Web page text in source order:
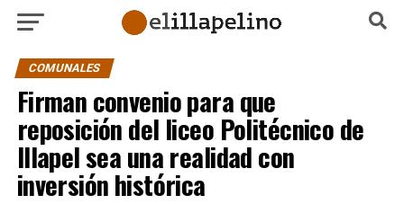
COMUNALES
Firman convenio para que
reposición del liceo Politécnico de
Illapel sea una realidad con
inversión histórica